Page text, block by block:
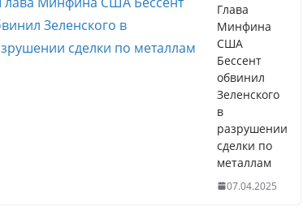
Глава
Минфина
США
Бессент
обвинил
Зеленского
в
разрушении
сделки по
металлам
07.04.2025